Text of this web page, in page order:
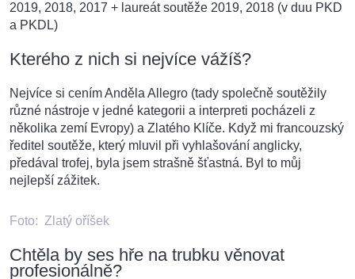
2019, 2018, 2017 + laureát soutěže 2019, 2018 (v duu PKD
a PKDL)
Kterého z nich si nejvíce vážíš?
Nejvíce si cením Anděla Allegro (tady společně soutěžily
různé nástroje v jedné kategorii a interpreti pocházeli z
několika zemí Evropy) a Zlatého Klíče. Když mi francouzský
ředitel soutěže, který mluvil při vyhlašování anglicky,
předával trofej, byla jsem strašně šťastná. Byl to můj
nejlepší zážitek.
Foto: Zlatý oříšek
Chtěla by ses hře na trubku věnovat
profesionálně?